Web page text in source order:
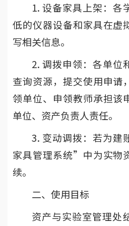
1. 设备家具上架：各
低的仪器设备和家具在虚
写相关信息。
2. 调拨申领：各单位
查询资源，提交使用申请
领单位、申领教师承担该
单位、资产负责人责任。
3. 变动调拨：若为
家具管理系统”中为实物
续。
二、使用目标
资产与实验室管理处